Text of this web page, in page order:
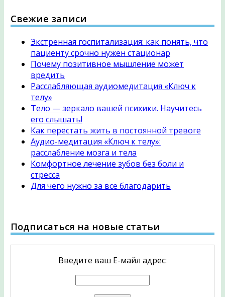
Свежие записи
Экстренная госпитализация: как понять, что
пациенту срочно нужен стационар
Почему позитивное мышление может
вредить
Расслабляющая аудиомедитация «Ключ к
телу»
Тело — зеркало вашей психики. Научитесь
его слышать!
Как перестать жить в постоянной тревоге
Аудио-медитация «Ключ к телу»:
расслабление мозга и тела
Комфортное лечение зубов без боли и
стресса
Для чего нужно за все благодарить
Подписаться на новые статьи
Введите ваш Е-майл адрес: